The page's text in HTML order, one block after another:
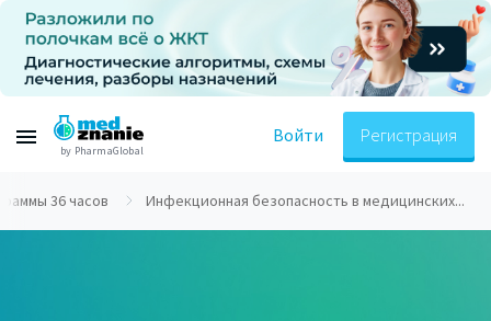
by PharmaGlobal
Войти Регистрация
36 часов Инфекционная безопасность в медицинских...